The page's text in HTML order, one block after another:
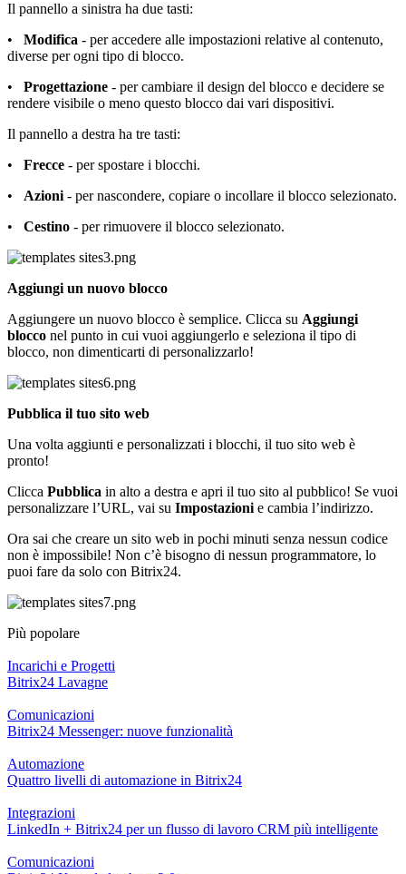
Il pannello a sinistra ha due tasti:
• Modifica - per accedere alle impostazioni relative al contenuto,
diverse per ogni tipo di blocco.
• Progettazione - per cambiare il design del blocco e decidere se
rendere visibile o meno questo blocco dai vari dispositivi.
Il pannello a destra ha tre tasti:
• Frecce - per spostare i blocchi.
• Azioni- per nascondere, copiare o incollare il blocco selezionato.
• Cestino - per rimuovere il blocco selezionato.
Aggiungi un nuovo blocco
Aggiungere un nuovo blocco è semplice. Clicca su Aggiungi
blocco nel punto in cui vuoi aggiungerlo e seleziona il tipo di
blocco, non dimenticarti di personalizzarlo!
Pubblica il tuo sito web
Una volta aggiunti e personalizzati i blocchi, il tuo sito web è
pronto!
Clicca Pubblica in alto a destra e apri il tuo sito al pubblico! Se vuoi
personalizzare l’URL, vai su Impostazionie cambia l’indirizzo.
Ora sai che creare un sito web in pochi minuti senza nessun codice
non è impossibile! Non c’è bisogno di nessun programmatore, lo
puoi fare da solo con Bitrix24.
Più popolare
Incarichi e Progetti
Bitrix24 Lavagne
Comunicazioni
Bitrix24 Messenger: nuove funzionalità
Automazione
Quattro livelli di automazione in Bitrix24
Integrazioni
LinkedIn + Bitrix24 per un flusso di lavoro CRM più intelligente
Comunicazioni